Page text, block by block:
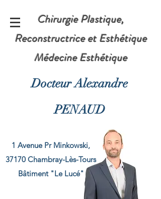
Chirurgie Plastique,
Reconstructrice et Esthétique
Médecine Esthétique
Docteur Alexandre
PENAUD
1 Avenue Pr Minkowski,
37170 Chambray-Lès-Tours
​Bâtiment "Le Lucé"